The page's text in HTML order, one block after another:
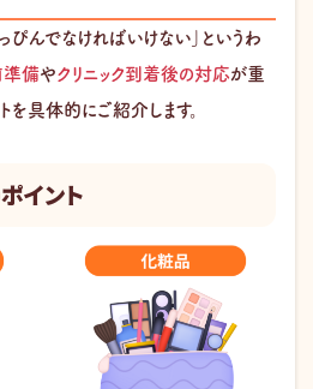
ぴんでなければいけない」というわ
準備やクリニック到着後の対応が重
を具体的にご紹介します。
イント